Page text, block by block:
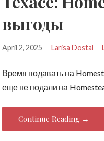
выгоды
April 2, 2025 Larisa Dostal
Время подавать на
еще не подали на
Continue Reading →